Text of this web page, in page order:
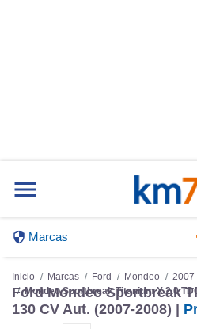
Marcas
Inicio Marcas Ford Mondeo 2007
Mondeo Sportbreak Titanium X 2.0
Ford Mondeo Sportbreak
130 CV Aut. (2007-2008) |